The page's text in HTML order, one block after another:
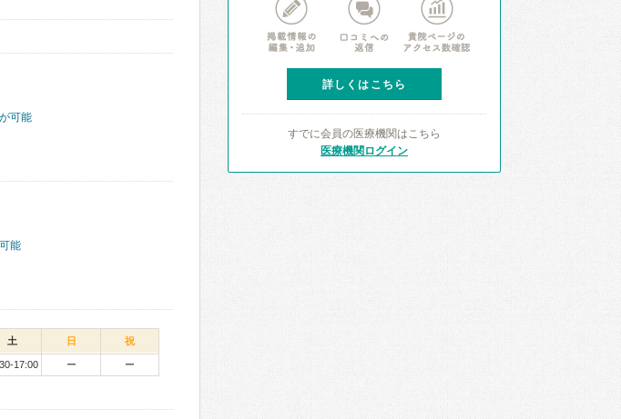
可能
能
土 日 祝
17:00 ー ー
詳しくはこちら
すでに会員の医療機関はこちら
医療機関ログイン